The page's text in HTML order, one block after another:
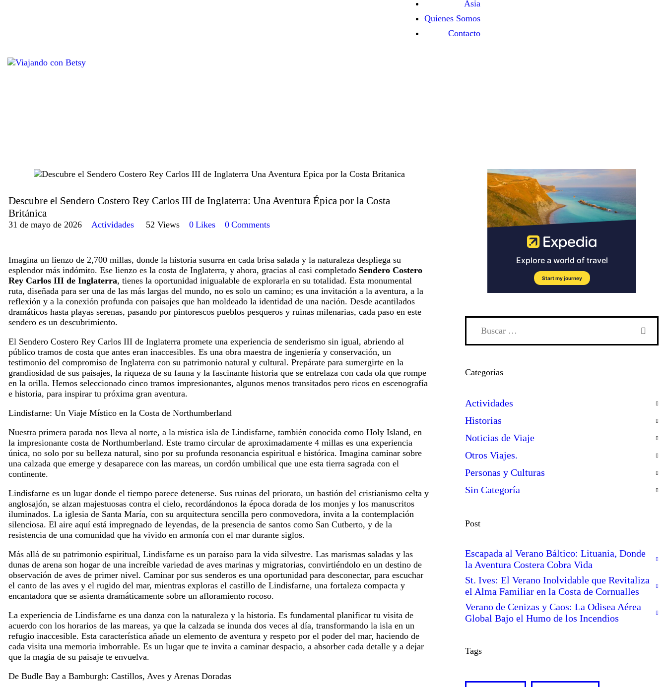
Asia
Quienes Somos
Contacto
Descubre el Sendero Costero Rey Carlos III de Inglaterra: Una Aventura Épica por la Costa
Británica
31 de mayo de 2026 Actividades 52 Views 0 Likes 0 Comments
Imagina un lienzo de 2,700 millas, donde la historia susurra en cada brisa salada y la naturaleza despliega su
esplendor más indómito. Ese lienzo es la costa de Inglaterra, y ahora, gracias al casi completado Sendero Costero
Rey Carlos III de Inglaterra, tienes la oportunidad inigualable de explorarla en su totalidad. Esta monumental
ruta, diseñada para ser una de las más largas del mundo, no es solo un camino; es una invitación a la aventura, a la
reflexión y a la conexión profunda con paisajes que han moldeado la identidad de una nación. Desde acantilados
dramáticos hasta playas serenas, pasando por pintorescos pueblos pesqueros y ruinas milenarias, cada paso en este
sendero es un descubrimiento.
El Sendero Costero Rey Carlos III de Inglaterra promete una experiencia de senderismo sin igual, abriendo al
público tramos de costa que antes eran inaccesibles. Es una obra maestra de ingeniería y conservación, un
testimonio del compromiso de Inglaterra con su patrimonio natural y cultural. Prepárate para sumergirte en la
grandiosidad de sus paisajes, la riqueza de su fauna y la fascinante historia que se entrelaza con cada ola que rompe
en la orilla. Hemos seleccionado cinco tramos impresionantes, algunos menos transitados pero ricos en escenografía
e historia, para inspirar tu próxima gran aventura.
Lindisfarne: Un Viaje Místico en la Costa de Northumberland
Nuestra primera parada nos lleva al norte, a la mística isla de Lindisfarne, también conocida como Holy Island, en
la impresionante costa de Northumberland. Este tramo circular de aproximadamente 4 millas es una experiencia
única, no solo por su belleza natural, sino por su profunda resonancia espiritual e histórica. Imagina caminar sobre
una calzada que emerge y desaparece con las mareas, un cordón umbilical que une esta tierra sagrada con el
continente.
Lindisfarne es un lugar donde el tiempo parece detenerse. Sus ruinas del priorato, un bastión del cristianismo celta y
anglosajón, se alzan majestuosas contra el cielo, recordándonos la época dorada de los monjes y los manuscritos
iluminados. La iglesia de Santa María, con su arquitectura sencilla pero conmovedora, invita a la contemplación
silenciosa. El aire aquí está impregnado de leyendas, de la presencia de santos como San Cutberto, y de la
resistencia de una comunidad que ha vivido en armonía con el mar durante siglos.
Más allá de su patrimonio espiritual, Lindisfarne es un paraíso para la vida silvestre. Las marismas saladas y las
dunas de arena son hogar de una increíble variedad de aves marinas y migratorias, convirtiéndolo en un destino de
observación de aves de primer nivel. Caminar por sus senderos es una oportunidad para desconectar, para escuchar
el canto de las aves y el rugido del mar, mientras exploras el castillo de Lindisfarne, una fortaleza compacta y
encantadora que se asienta dramáticamente sobre un afloramiento rocoso.
La experiencia de Lindisfarne es una danza con la naturaleza y la historia. Es fundamental planificar tu visita de
acuerdo con los horarios de las mareas, ya que la calzada se inunda dos veces al día, transformando la isla en un
refugio inaccesible. Esta característica añade un elemento de aventura y respeto por el poder del mar, haciendo de
cada visita una memoria imborrable. Es un lugar que te invita a caminar despacio, a absorber cada detalle y a dejar
que la magia de su paisaje te envuelva.
De Budle Bay a Bamburgh: Castillos, Aves y Arenas Doradas
Categorias
Actividades
Historias
Noticias de Viaje
Otros Viajes.
Personas y Culturas
Sin Categoría
Post
Escapada al Verano Báltico: Lituania, Donde
la Aventura Costera Cobra Vida
St. Ives: El Verano Inolvidable que Revitaliza
el Alma Familiar en la Costa de Cornualles
Verano de Cenizas y Caos: La Odisea Aérea
Global Bajo el Humo de los Incendios
Tags